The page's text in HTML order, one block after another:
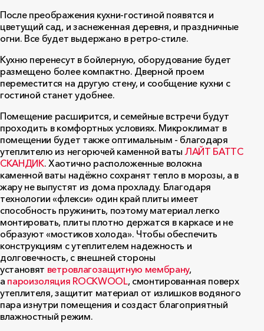
После преображения кухни-гостиной появятся и
цветущий сад, и заснеженная деревня, и праздничные
огни. Все будет выдержано в ретро-стиле.
Кухню перенесут в бойлерную, оборудование будет
размещено более компактно. Дверной проем
переместится на другую стену, и сообщение кухни с
гостиной станет удобнее.
Помещение расширится, и семейные встречи будут
проходить в комфортных условиях. Микроклимат в
помещении будет также оптимальным - благодаря
утеплителю из негорючей каменной ватыЛАЙТ БАТТС
СКАНДИК. Хаотично расположенные волокна
каменной ваты надёжно сохранят тепло в морозы, а в
жару не выпустят из дома прохладу. Благодаря
технологии «флекси» один край плиты имеет
способность пружинить, поэтому материал легко
монтировать, плиты плотно держатся в каркасе и не
образуют «мостиков холода». Чтобы обеспечить
конструкциям с утеплителем надежность и
долговечность, с внешней стороны
установят ветровлагозащитную мембрану,
а пароизоляция ROCKWOOL, смонтированная поверх
утеплителя, защитит материал от излишков водяного
пара изнутри помещения и создаст благоприятный
влажностный режим.